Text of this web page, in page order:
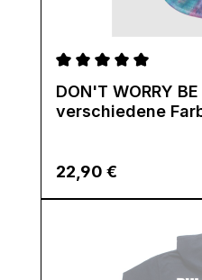
Durchschnittliche
DON'T WORRY
verschiedene
Regulärer Preis:
22,90 €